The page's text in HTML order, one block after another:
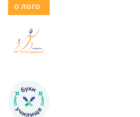
о лого